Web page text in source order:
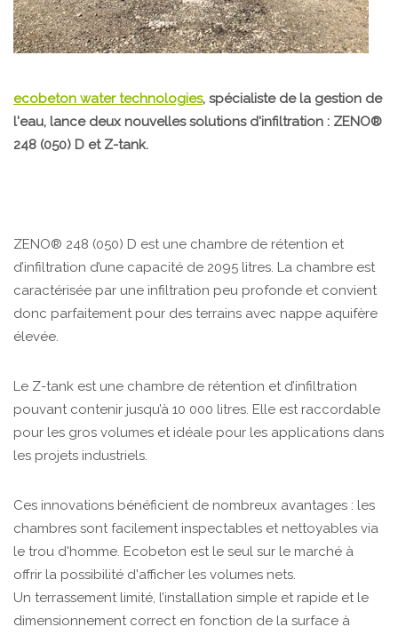
ecobeton water technologies, spécialiste de la gestion de
l'eau, lance deux nouvelles solutions d'infiltration : ZENO®
248 (050) D et Z-tank.
ZENO® 248 (050) D est une chambre de rétention et
d’infiltration d’une capacité de 2095 litres. La chambre est
caractérisée par une infiltration peu profonde et convient
donc parfaitement pour des terrains avec nappe aquifère
élevée.
Le Z-tank est une chambre de rétention et d’infiltration
pouvant contenir jusqu’à 10 000 litres. Elle est raccordable
pour les gros volumes et idéale pour les applications dans
les projets industriels.
Ces innovations bénéficient de nombreux avantages : les
chambres sont facilement inspectables et nettoyables via
le trou d'homme. Ecobeton est le seul sur le marché à
offrir la possibilité d'afficher les volumes nets.
Un terrassement limité, l’installation simple et rapide et le
dimensionnement correct en fonction de la surface à